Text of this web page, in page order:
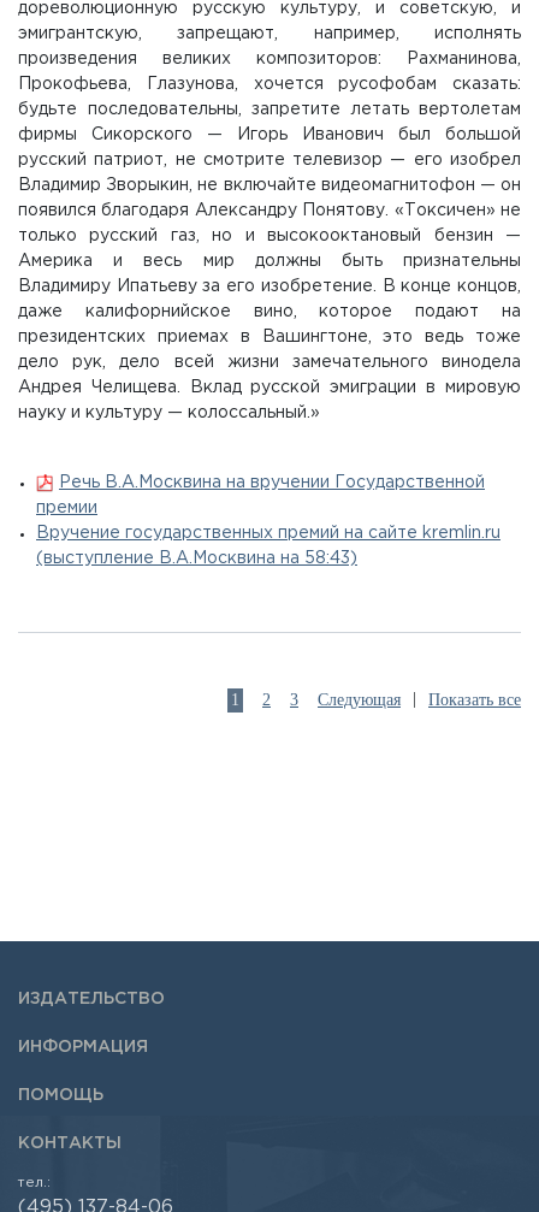
дореволюционную русскую культуру, и советскую, и
эмигрантскую, запрещают, например, исполнять
произведения великих композиторов: Рахманинова,
Прокофьева, Глазунова, хочется русофобам сказать:
будьте последовательны, запретите летать вертолетам
фирмы Сикорского — Игорь Иванович был большой
русский патриот, не смотрите телевизор — его изобрел
Владимир Зворыкин, не включайте видеомагнитофон — он
появился благодаря Александру Понятову. «Токсичен» не
только русский газ, но и высокооктановый бензин —
Америка и весь мир должны быть признательны
Владимиру Ипатьеву за его изобретение. В конце концов,
даже калифорнийское вино, которое подают на
президентских приемах в Вашингтоне, это ведь тоже
дело рук, дело всей жизни замечательного винодела
Андрея Челищева. Вклад русской эмиграции в мировую
науку и культуру — колоссальный.»
Речь В.А.Москвина на вручении Государственной
премии
Вручение государственных премий на сайте kremlin.ru
(выступление В.А.Москвина на 58:43)
1 2 3 Следующая | Показать все
ИЗДАТЕЛЬСТВО
ИНФОРМАЦИЯ
ПОМОЩЬ
КОНТАКТЫ
тел.:
(495) 137-84-06